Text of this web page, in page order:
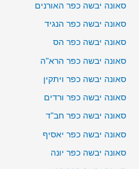
סאונה יבשה כפר האורנים
סאונה יבשה כפר הנגיד
סאונה יבשה כפר הס
סאונה יבשה כפר הרא"ה
סאונה יבשה כפר ויתקין
סאונה יבשה כפר ורדים
סאונה יבשה כפר חב"ד
סאונה יבשה כפר יאסיף
סאונה יבשה כפר יונה